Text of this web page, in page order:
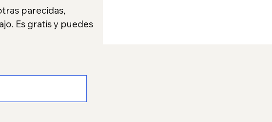
parecidas,
Es gratis y puedes